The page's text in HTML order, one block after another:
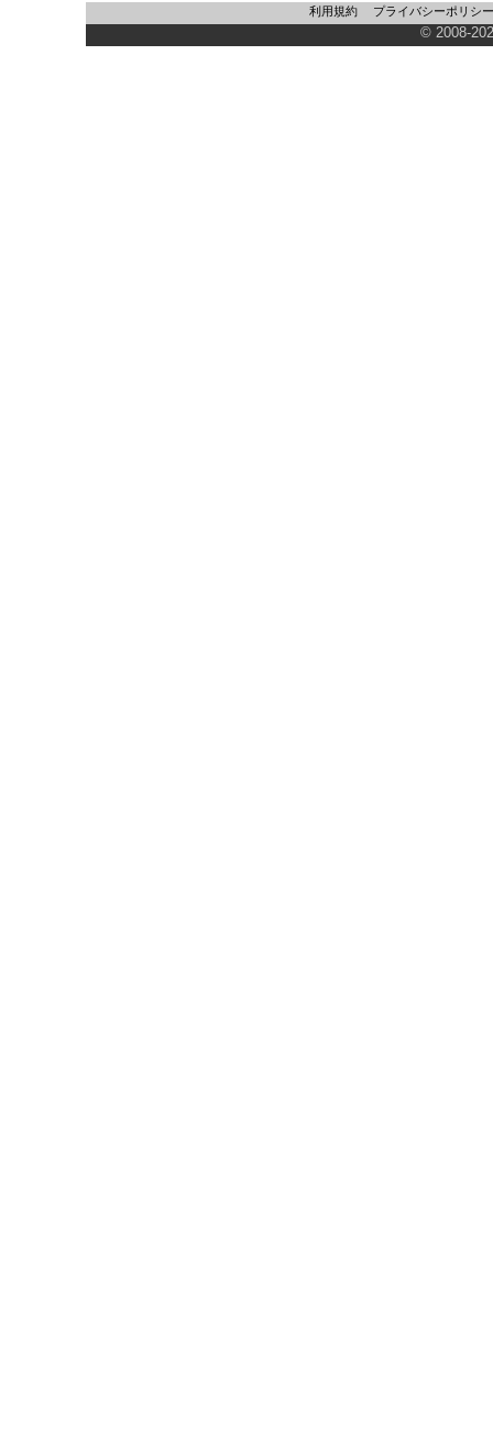
利用規約 プライバシーポリシー
© 2008-